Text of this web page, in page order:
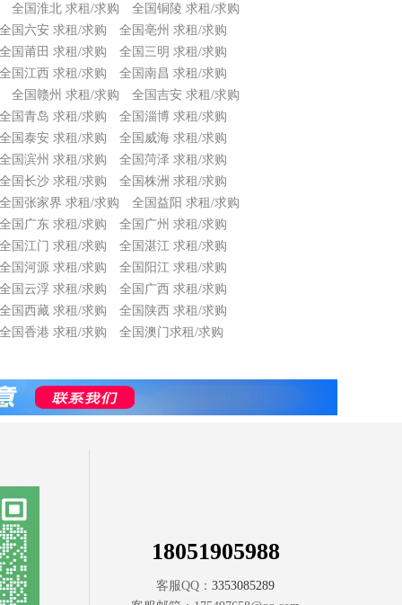
全国淮北 求租/求购
全国铜陵 求租/求购
全国六安 求租/求购
全国亳州 求租/求购
全国莆田 求租/求购
全国三明 求租/求购
全国江西 求租/求购
全国南昌 求租/求购
全国赣州 求租/求购
全国吉安 求租/求购
全国青岛 求租/求购
全国淄博 求租/求购
全国泰安 求租/求购
全国威海 求租/求购
全国滨州 求租/求购
全国菏泽 求租/求购
全国长沙 求租/求购
全国株洲 求租/求购
全国张家界 求租/求购
全国益阳 求租/求购
全国广东 求租/求购
全国广州 求租/求购
全国江门 求租/求购
全国湛江 求租/求购
全国河源 求租/求购
全国阳江 求租/求购
全国云浮 求租/求购
全国广西 求租/求购
全国西藏 求租/求购
全国陕西 求租/求购
全国香港 求租/求购
全国澳门求租/求购
18051905988
客服QQ： 3353085289